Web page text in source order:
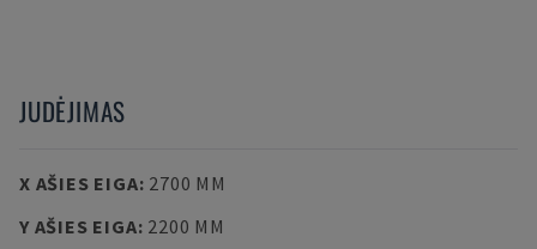
JUDĖJIMAS
X AŠIES EIGA: 2700 MM
Y AŠIES EIGA: 2200 MM